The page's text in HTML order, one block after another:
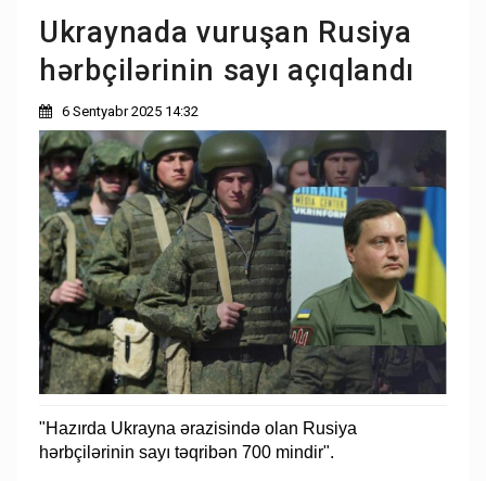
Ukraynada vuruşan Rusiya
hərbçilərinin sayı açıqlandı
6 Sentyabr 2025 14:32
"Hazırda Ukrayna ərazisində olan Rusiya
hərbçilərinin sayı təqribən 700 mindir".